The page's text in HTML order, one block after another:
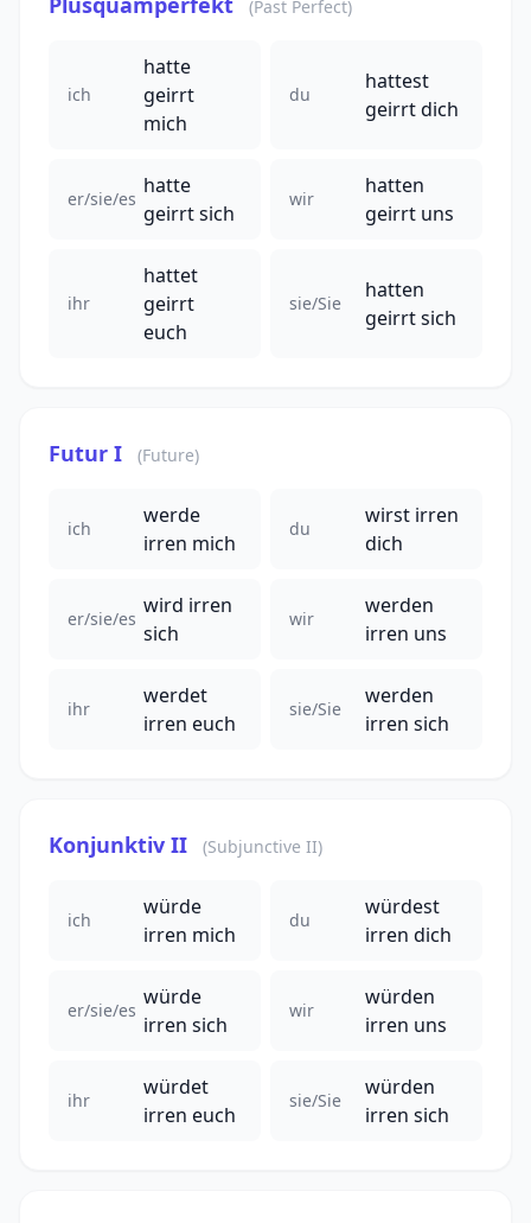
(Past Perfect)
ich
hatte
geirrt
mich
du
hattest
geirrt dich
er/sie/es
hatte
geirrt sich
wir
hatten
geirrt uns
ihr
hattet
geirrt
euch
sie/Sie
hatten
geirrt sich
Futur I (Future)
ich
werde
irren mich
du
wirst irren
dich
er/sie/es
wird irren
sich
wir
werden
irren uns
ihr
werdet
irren euch
sie/Sie
werden
irren sich
Konjunktiv II (Subjunctive II)
ich
würde
irren mich
du
würdest
irren dich
er/sie/es
würde
irren sich
wir
würden
irren uns
ihr
würdet
irren euch
sie/Sie
würden
irren sich